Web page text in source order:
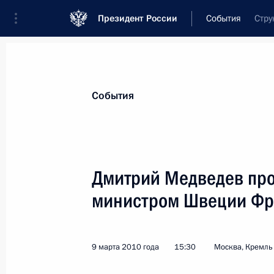
Президент России События
Новости
Послания Федеральному Собранию
Заявления по важнейшим вопросам
Речи и обращения
События
Дмитрий Медведев
министром Швеции
9 марта 2010 года 15:30 Москва, Кремль